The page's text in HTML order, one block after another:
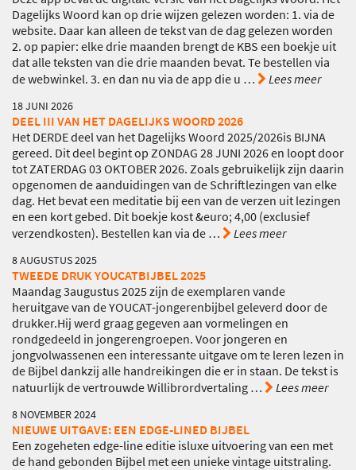
Dagelijks Woord kan op drie wijzen gelezen worden: 1. via de
website. Daar kan alleen de tekst van de dag gelezen worden
2. op papier: elke drie maanden brengt de KBS een boekje uit
dat alle teksten van die drie maanden bevat. Te bestellen via
de webwinkel. 3. en dan nu via de app die u … Lees meer
18 JUNI 2026
DEEL III VAN HET DAGELIJKS WOORD 2026
Het DERDE deel van het Dagelijks Woord 2025/2026is BIJNA
gereed. Dit deel begint op ZONDAG 28 JUNI 2026 en loopt door
tot ZATERDAG 03 OKTOBER 2026. Zoals gebruikelijk zijn daarin
opgenomen de aanduidingen van de Schriftlezingen van elke
dag. Het bevat een meditatie bij een van de verzen uit lezingen
en een kort gebed. Dit boekje kost &euro; 4,00 (exclusief
verzendkosten). Bestellen kan via de… Lees meer
8 AUGUSTUS 2025
TWEEDE DRUK YOUCATBIJBEL 2025
Maandag 3augustus 2025 zijn de exemplaren vande
heruitgave van de YOUCAT-jongerenbijbel geleverd door de
drukker.Hij werd graag gegeven aan vormelingen en
rondgedeeld in jongerengroepen. Voor jongeren en
jongvolwassenen een interessante uitgave om te leren lezen in
de Bijbel dankzij alle handreikingen die er in staan. De tekst is
natuurlijk de vertrouwde Willibrordvertaling… Lees meer
8 NOVEMBER 2024
NIEUWE UITGAVE: EEN EDGE-LINED BIJBEL
Een zogeheten edge-line editie isluxe uitvoering van een met
de hand gebonden Bijbel met een unieke vintage uitstraling.